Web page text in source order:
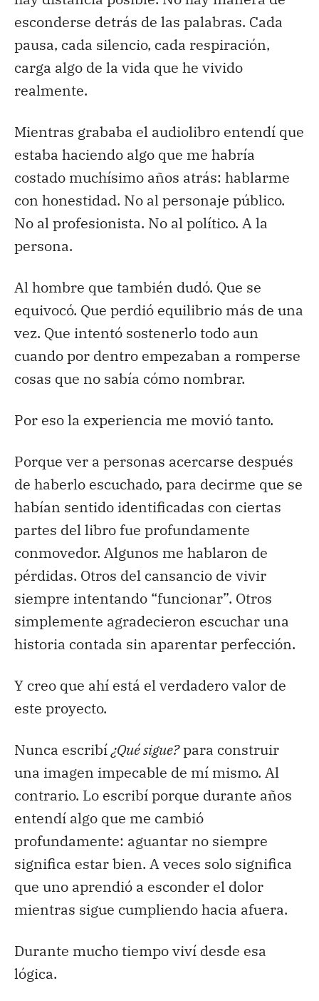
esconderse detrás de las palabras. Cada
pausa, cada silencio, cada respiración,
carga algo de la vida que he vivido
realmente.
Mientras grababa el audiolibro entendí que
estaba haciendo algo que me habría
costado muchísimo años atrás: hablarme
con honestidad. No al personaje público.
No al profesionista. No al político. A la
persona.
Al hombre que también dudó. Que se
equivocó. Que perdió equilibrio más de una
vez. Que intentó sostenerlo todo aun
cuando por dentro empezaban a romperse
cosas que no sabía cómo nombrar.
Por eso la experiencia me movió tanto.
Porque ver a personas acercarse después
de haberlo escuchado, para decirme que se
habían sentido identificadas con ciertas
partes del libro fue profundamente
conmovedor. Algunos me hablaron de
pérdidas. Otros del cansancio de vivir
siempre intentando “funcionar”. Otros
simplemente agradecieron escuchar una
historia contada sin aparentar perfección.
Y creo que ahí está el verdadero valor de
este proyecto.
Nunca escribí¿Qué sigue?para construir
una imagen impecable de mí mismo. Al
contrario. Lo escribí porque durante años
entendí algo que me cambió
profundamente: aguantar no siempre
significa estar bien. A veces solo significa
que uno aprendió a esconder el dolor
mientras sigue cumpliendo hacia afuera.
Durante mucho tiempo viví desde esa
lógica.